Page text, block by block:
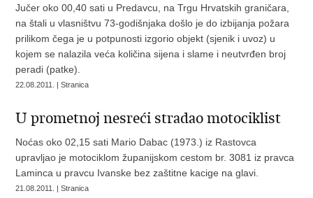
Jučer oko 00,40 sati u Predavcu, na Trgu Hrvatskih graničara,
na štali u vlasništvu 73-godišnjaka došlo je do izbijanja požara
prilikom čega je u potpunosti izgorio objekt (sjenik i uvoz) u
kojem se nalazila veća količina sijena i slame i neutvrđen broj
peradi (patke).
22.08.2011. | Stranica
U prometnoj nesreći stradao motociklist
Noćas oko 02,15 sati Mario Dabac (1973.) iz Rastovca
upravljao je motociklom županijskom cestom br. 3081 iz pravca
Laminca u pravcu Ivanske bez zaštitne kacige na glavi.
21.08.2011. | Stranica